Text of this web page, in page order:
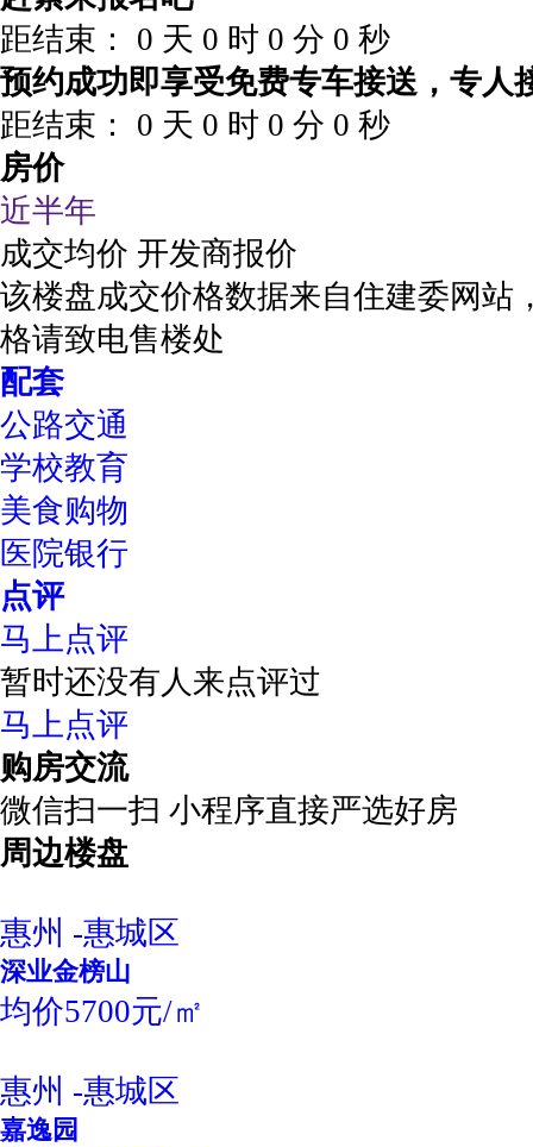
距结束：
0 天 0 时 0 分 0 秒
预约成功即享受免费专车接送，专人
距结束：
0 天 0 时 0 分 0 秒
房价
近半年
成交均价 开发商报价
该楼盘成交价格数据来自住建委网站
格请致电售楼处
配套
公路交通
学校教育
美食购物
医院银行
点评
马上点评
暂时还没有人来点评过
马上点评
购房交流
微信扫一扫 小程序直接严选好房
周边楼盘
惠州 -惠城区
深业金榜山
均价5700元/㎡
惠州 -惠城区
嘉逸园